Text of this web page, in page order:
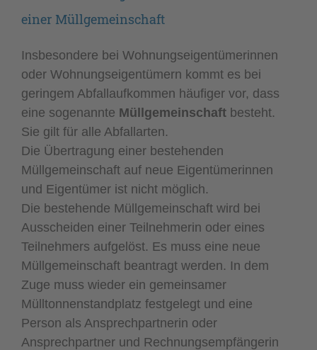
einer Müllgemeinschaft
Insbesondere bei Wohnungseigentümerinnen
oder Wohnungseigentümern kommt es bei
geringem Abfallaufkommen häufiger vor, dass
eine sogenannte Müllgemeinschaft besteht.
Sie gilt für alle Abfallarten.
Die Übertragung einer bestehenden
Müllgemeinschaft auf neue Eigentümerinnen
und Eigentümer ist nicht möglich.
Die bestehende Müllgemeinschaft wird bei
Ausscheiden einer Teilnehmerin oder eines
Teilnehmers aufgelöst. Es muss eine neue
Müllgemeinschaft beantragt werden. In dem
Zuge muss wieder ein gemeinsamer
Mülltonnenstandplatz festgelegt und eine
Person als Ansprechpartnerin oder
Ansprechpartner und Rechnungsempfängerin